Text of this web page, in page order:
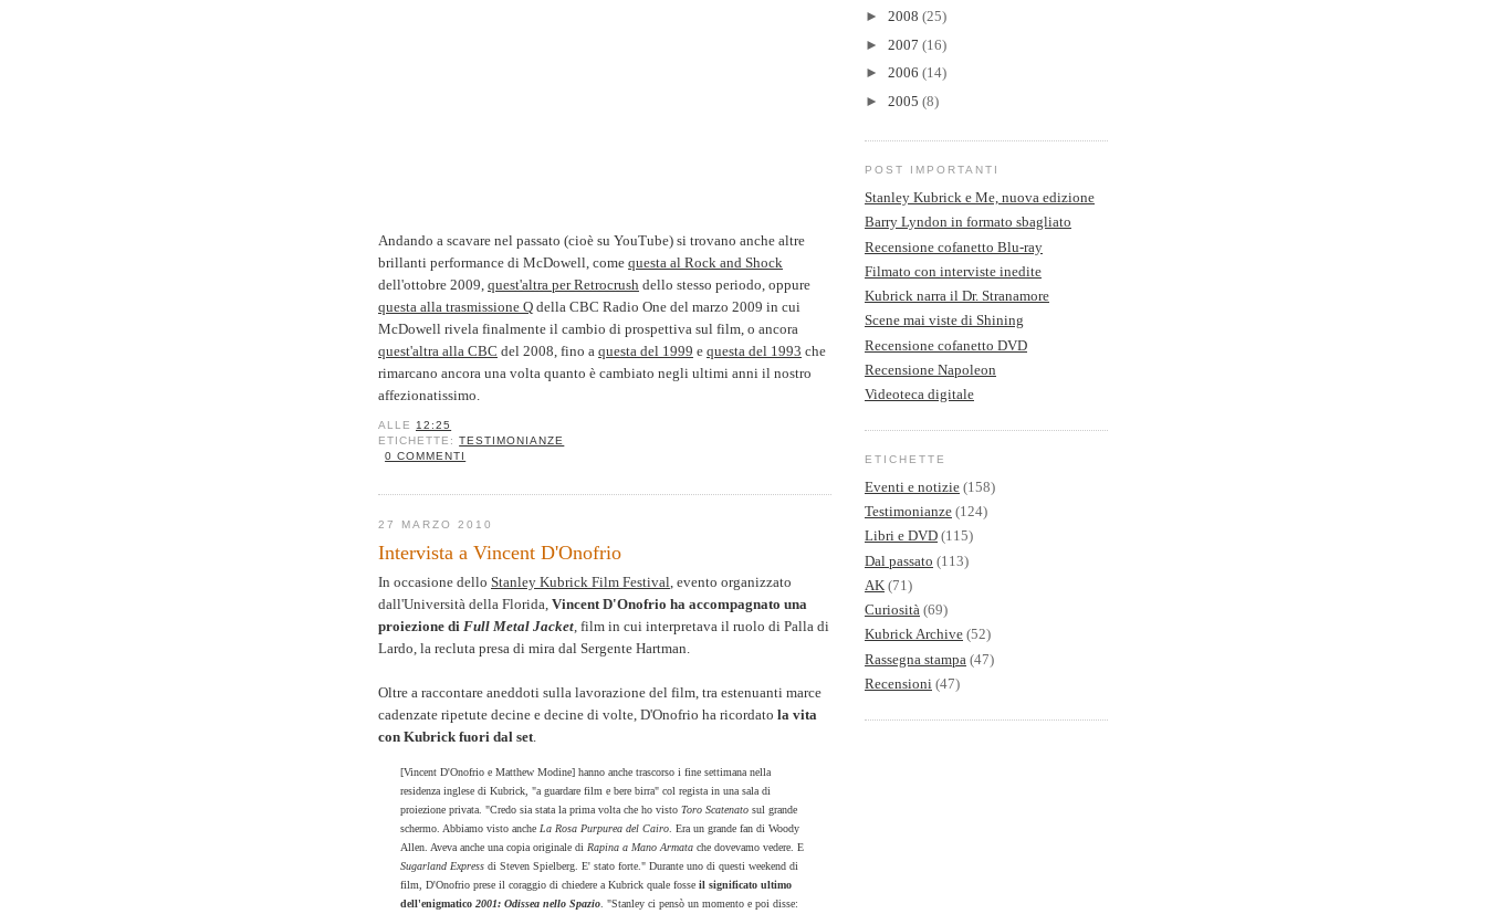
Andando a scavare nel passato (cioè su YouTube) si trovano anche altre
brillanti performance di McDowell, come questa al Rock and Shock
dell'ottobre 2009, quest'altra per Retrocrush dello stesso periodo, oppure
questa alla trasmissione Q della CBC Radio One del marzo 2009 in cui
McDowell rivela finalmente il cambio di prospettiva sul film, o ancora
quest'altra alla CBC del 2008, fino a questa del 1999 e questa del 1993 che
rimarcano ancora una volta quanto è cambiato negli ultimi anni il nostro
affezionatissimo.
ALLE 12:25
ETICHETTE:TESTIMONIANZE
0 COMMENTI
27 MARZO 2010
Intervista a Vincent D'Onofrio
In occasione dello Stanley Kubrick Film Festival, evento organizzato
dall'Università della Florida, Vincent D'Onofrio ha accompagnato una
proiezione di Full Metal Jacket, film in cui interpretava il ruolo di Palla di
Lardo, la recluta presa di mira dal Sergente Hartman.
Oltre a raccontare aneddoti sulla lavorazione del film, tra estenuanti marce
cadenzate ripetute decine e decine di volte, D'Onofrio ha ricordato la vita
con Kubrick fuori dal set.
[Vincent D'Onofrio e Matthew Modine] hanno anche trascorso i fine settimana nella
residenza inglese di Kubrick, "a guardare film e bere birra" col regista in una sala di
proiezione privata. "Credo sia stata la prima volta che ho visto Toro Scatenato sul grande
schermo. Abbiamo visto anche La Rosa Purpurea del Cairo . Era un grande fan di Woody
Allen. Aveva anche una copia originale di Rapina a Mano Armata che dovevamo vedere. E
Sugarland Express di Steven Spielberg. E' stato forte." Durante uno di questi weekend di
film, D'Onofrio prese il coraggio di chiedere a Kubrick quale fosse il significato ultimo
dell'enigmatico 2001: Odissea nello Spazio . "Stanley ci pensò un momento e poi disse:
► 2008 (25)
► 2007 (16)
► 2006 (14)
► 2005 (8)
POST IMPORTANTI
Stanley Kubrick e Me, nuova edizione
Barry Lyndon in formato sbagliato
Recensione cofanetto Blu-ray
Filmato con interviste inedite
Kubrick narra il Dr. Stranamore
Scene mai viste di Shining
Recensione cofanetto DVD
Recensione Napoleon
Videoteca digitale
ETICHETTE
Eventi e notizie (158)
Testimonianze (124)
Libri e DVD (115)
Dal passato (113)
AK (71)
Curiosità (69)
Kubrick Archive (52)
Rassegna stampa (47)
Recensioni (47)